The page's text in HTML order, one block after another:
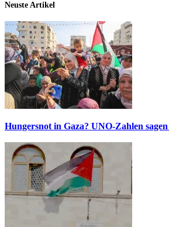
Neuste Artikel
Hungersnot in Gaza? UNO-Zahlen